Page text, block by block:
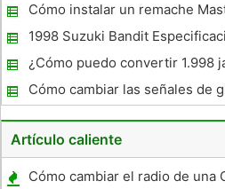
Cómo instalar un remache
1998 Suzuki Bandit
¿Cómo puedo convertir 1.998
Honda Shadow
Especificaciones de los
Cómo cambiar las señales de
motocicleta
Artículo caliente
Cómo cambiar el radio de una